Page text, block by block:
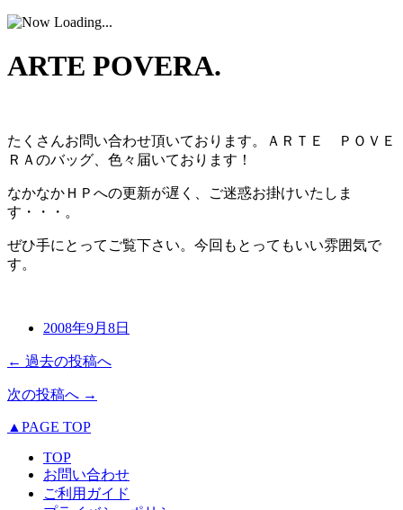
ARTE POVERA.
たくさんお問い合わせ頂いております。ＡＲＴＥ ＰＯＶＥ
ＲＡのバッグ、色々届いております！
なかなかＨＰへの更新が遅く、ご迷惑お掛けいたしま
す・・・。
ぜひ手にとってご覧下さい。今回もとってもいい雰囲気で
す。
2008年9月8日
← 過去の投稿へ
次の投稿へ →
▲PAGE TOP
TOP
お問い合わせ
ご利用ガイド